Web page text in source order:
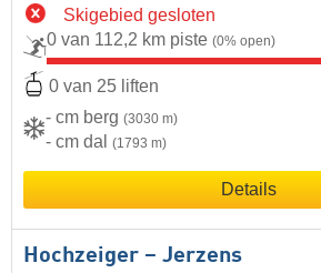
Skigebied gesloten
0 van 112,2 km piste (0% open)
0 van 25 liften
- cm berg (3030 m)
- cm dal (1793 m)
Details
Hochzeiger – Jerzens